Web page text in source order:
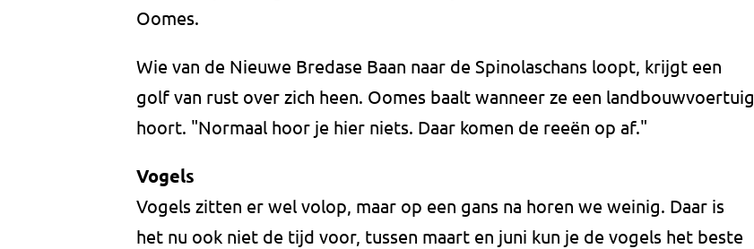
Oomes.
Wie van de Nieuwe Bredase Baan naar de Spinolaschans loopt, krijgt een
golf van rust over zich heen. Oomes baalt wanneer ze een landbouwvoertuig
hoort. "Normaal hoor je hier niets. Daar komen de reeën op af."
Vogels
Vogels zitten er wel volop, maar op een gans na horen we weinig. Daar is
het nu ook niet de tijd voor, tussen maart en juni kun je de vogels het beste